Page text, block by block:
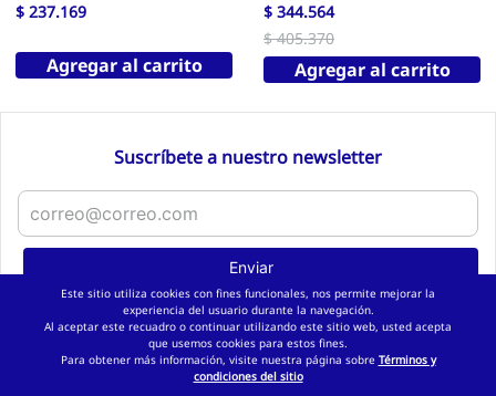
$ 237.169
Agregar al carrito
$ 344.564
$ 405.370
Agregar al carrito
Suscríbete a nuestro newsletter
Enviar
Tratamiento de datos personales
Este sitio utiliza cookies con fines funcionales, nos permite mejorar la
experiencia del usuario durante la navegación.
Al aceptar este recuadro o continuar utilizando este sitio web, usted acepta
que usemos cookies para estos fines.
Para obtener más información, visite nuestra página sobre Términos y
condiciones del sitio